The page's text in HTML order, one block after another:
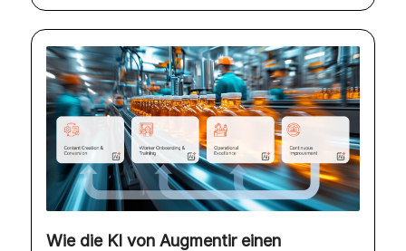
Wie die KI von Augmentir einen